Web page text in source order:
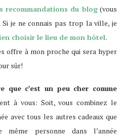
recommandations du blog(vous
je ne connais pas trop la ville, je
choisir le lieu de mon hôtel.
offre à mon proche qui sera hyper
sûr!
que c’est un peu cher comme
à vous: Soit, vous combinez le
avec tous les autres cadeaux que
personne dans l’année